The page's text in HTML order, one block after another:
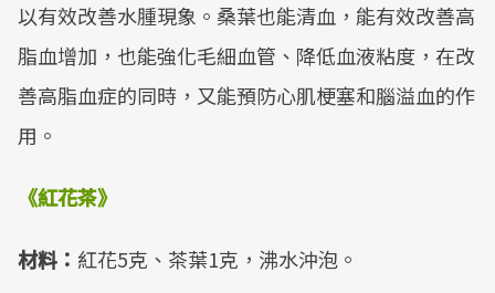
以有效改善水腫現象。桑葉也能清血，能有效改善高
脂血增加，也能強化毛細血管、降低血液粘度，在改
善高脂血症的同時，又能預防心肌梗塞和腦溢血的作
用。
《紅花茶》
材料： 紅花5克、茶葉1克，沸水沖泡。